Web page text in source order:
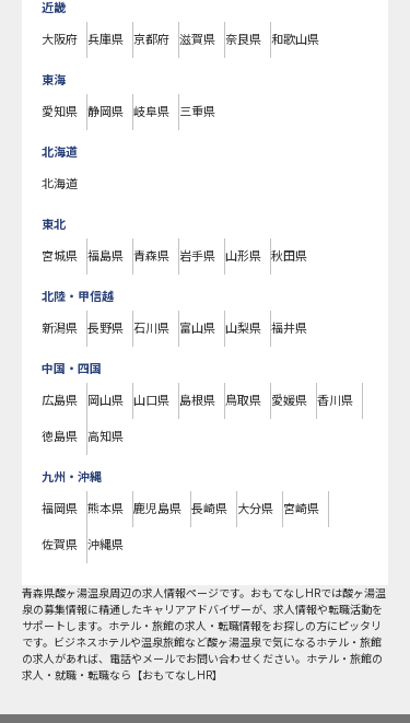
近畿
大阪府 兵庫県 京都府 滋賀県 奈良県 和歌山県
東海
愛知県 静岡県 岐阜県 三重県
北海道
北海道
東北
宮城県 福島県 青森県 岩手県 山形県 秋田県
北陸・甲信越
新潟県 長野県 石川県 富山県 山梨県 福井県
中国・四国
広島県 岡山県 山口県 島根県 鳥取県 愛媛県 香川県
徳島県 高知県
九州・沖縄
福岡県 熊本県 鹿児島県 長崎県 大分県 宮崎県
佐賀県 沖縄県
青森県酸ヶ湯温泉周辺の求人情報ページです。おもてなしHRでは酸ヶ湯温
泉の募集情報に精通したキャリアアドバイザーが、求人情報や転職活動を
サポートします。ホテル・旅館の求人・転職情報をお探しの方にピッタリ
です。ビジネスホテルや温泉旅館など酸ヶ湯温泉で気になるホテル・旅館
の求人があれば、電話やメールでお問い合わせください。ホテル・旅館の
求人・就職・転職なら【おもてなしHR】